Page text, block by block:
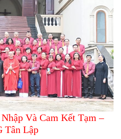
Và Cam Kết Tạm –
Tân Lập